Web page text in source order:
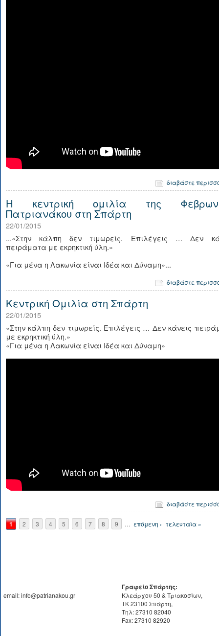
διαβάστε
Η κεντρική ομιλία της
Πατριανάκου στη Σπάρτη
22/01/2015
...«Στην κάλπη δεν τιμωρείς. Επιλέγεις … Δεν
πειράματα με εκρηκτική ύλη.»
«Για μένα η Λακωνία είναι Ιδέα και Δύναμη»...
διαβάστε
Κεντρική Ομιλία στη Σπάρτη
22/01/2015
«Στην κάλπη δεν τιμωρείς. Επιλέγεις … Δεν κάνεις
με εκρηκτική ύλη.»
«Για μένα η Λακωνία είναι Ιδέα και Δύναμη»
διαβάστε
Σελίδες
1 2 3 4 5 6 7 8 9 … επόμενη › τελευταία »
email: info@patrianakou.gr
Γραφείο Σπάρτης:
Κλεάρχου 50 & Τριακοσίων,
ΤΚ 23100 Σπάρτη,
Τηλ: 27310 82040
Fax: 27310 82920